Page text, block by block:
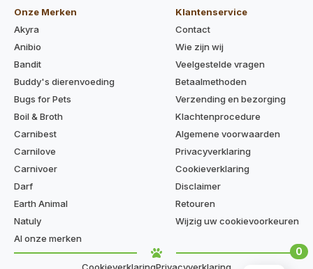
0
Onze Merken
Akyra
Anibio
Bandit
Buddy's dierenvoeding
Bugs for Pets
Boil & Broth
Carnibest
Carnilove
Carnivoer
Darf
Earth Animal
Natuly
Al onze merken
Klantenservice
Contact
Wie zijn wij
Veelgestelde vragen
Betaalmethoden
Verzending en bezorging
Klachtenprocedure
Algemene voorwaarden
Privacyverklaring
Cookieverklaring
Disclaimer
Retouren
Wijzig uw cookievoorkeuren